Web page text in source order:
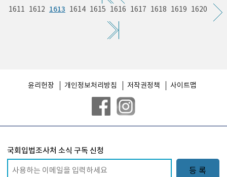
1611 1612 1613 1614 1615 1616 1617 1618 1619 1620
윤리헌장 개인정보처리방침 저작권정책 사이트맵
국회입법조사처 소식 구독 신청
등 록